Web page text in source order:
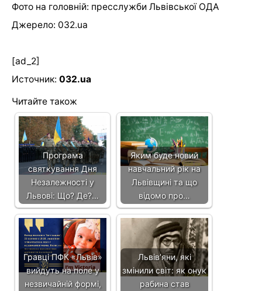
Фото на головній: пресслужби Львівської ОДА
Джерело: 032.ua
[ad_2]
Источник: 032.ua
Читайте також
Програма
святкування Дня
Незалежності у
Львові: Що? Де?…
Яким буде новий
навчальний рік на
Львівщині та що
відомо про…
Гравці ПФК «Львів»
вийдуть на поле у
незвичайній формі,
Львівʼяни, які
змінили світ: як онук
рабина став